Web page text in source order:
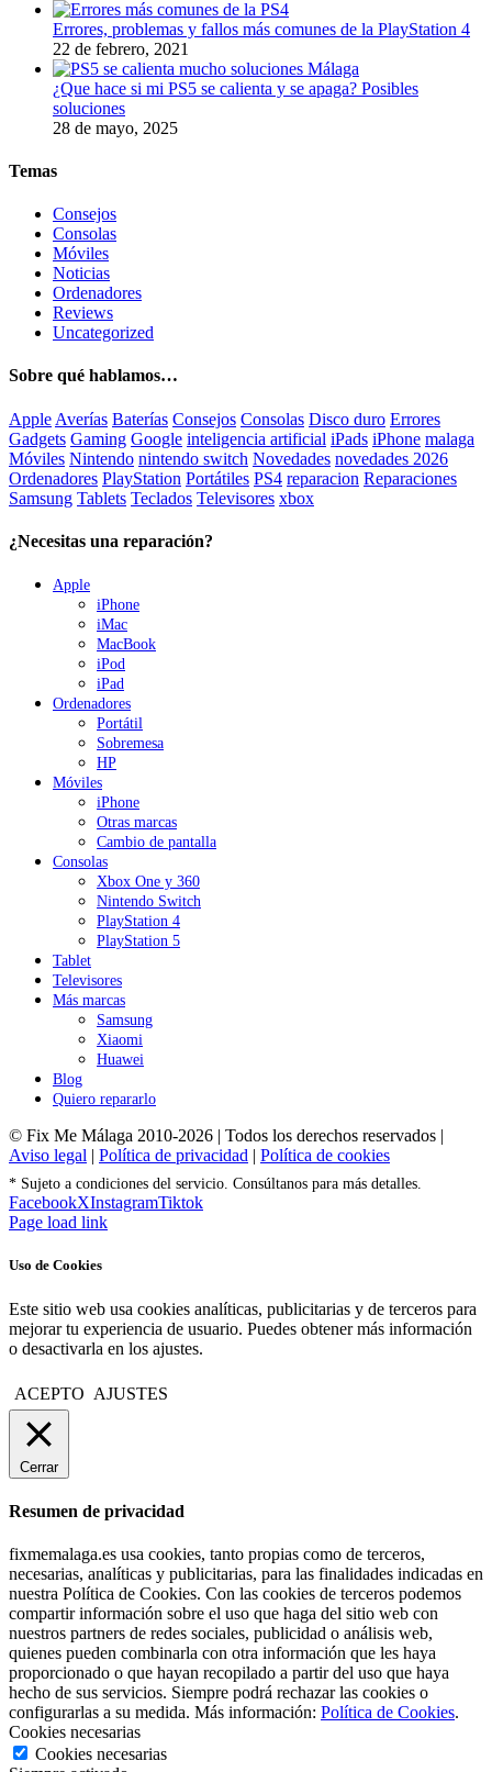
Errores, problemas y fallos más comunes de la PlayStation 4
22 de febrero, 2021
¿Que hace si mi PS5 se calienta y se apaga? Posibles
soluciones
28 de mayo, 2025
Temas
Consejos
Consolas
Móviles
Noticias
Ordenadores
Reviews
Uncategorized
Sobre qué hablamos…
Apple Averías Baterías Consejos Consolas Disco duro Errores
Gadgets Gaming Google inteligencia artificial iPads iPhone malaga
Móviles Nintendo nintendo switch Novedades novedades 2026
Ordenadores PlayStation Portátiles PS4 reparacion Reparaciones
Samsung Tablets Teclados Televisores xbox
¿Necesitas una reparación?
Apple
iPhone
iMac
MacBook
iPod
iPad
Ordenadores
Portátil
Sobremesa
HP
Móviles
iPhone
Otras marcas
Cambio de pantalla
Consolas
Xbox One y 360
Nintendo Switch
PlayStation 4
PlayStation 5
Tablet
Televisores
Más marcas
Samsung
Xiaomi
Huawei
Blog
Quiero repararlo
© Fix Me Málaga 2010-2026 | Todos los derechos reservados |
Aviso legal | Política de privacidad | Política de cookies
* Sujeto a condiciones del servicio. Consúltanos para más detalles.
FacebookXInstagramTiktok
Page load link
Uso de Cookies
Este sitio web usa cookies analíticas, publicitarias y de terceros para
mejorar tu experiencia de usuario. Puedes obtener más información
o desactivarla en los ajustes.
ACEPTO AJUSTES
Cerrar
Resumen de privacidad
fixmemalaga.es usa cookies, tanto propias como de terceros,
necesarias, analíticas y publicitarias, para las finalidades indicadas en
nuestra Política de Cookies. Con las cookies de terceros podemos
compartir información sobre el uso que haga del sitio web con
nuestros partners de redes sociales, publicidad o análisis web,
quienes pueden combinarla con otra información que les haya
proporcionado o que hayan recopilado a partir del uso que haya
hecho de sus servicios. Siempre podrá rechazar las cookies o
configurarlas a su medida. Más información: Política de Cookies.
Cookies necesarias
Cookies necesarias